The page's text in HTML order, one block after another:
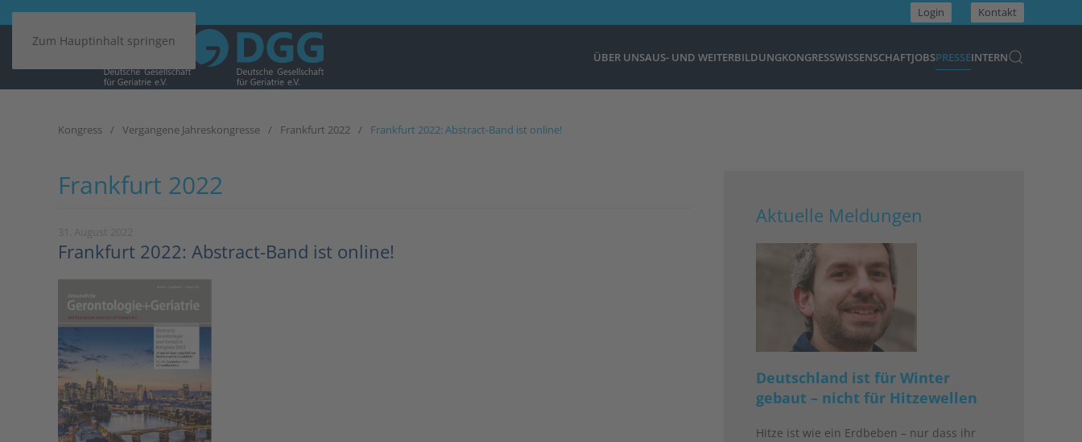
Zum Hauptinhalt springen
Login Kontakt
ÜBER UNSAUS- UND WEITERBILDUNGKONGRESSWISSENSCHAFTJOBSPRESSEINTERN
Kongress Vergangene Jahreskongresse Frankfurt 2022 Frankfurt 2022: Abstract-Band ist online!
Frankfurt 2022
Frankfurt 2022: Abstract-Band ist online!
Aktuelle Meldungen
Deutschland ist für Winter
gebaut – nicht für Hitzewellen
Hitze ist wie ein Erdbeben – nur dass ihr